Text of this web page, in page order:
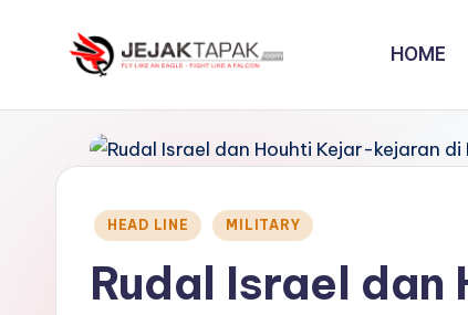
J
Like
An
Like
HOME
Posted
HEAD LINE MILITARY
Rudal Israel